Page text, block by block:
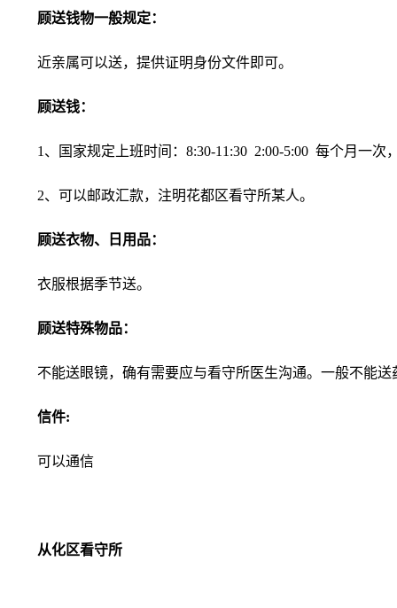
顾送钱物一般规定：
近亲属可以送，提供证明身份文件即可。
顾送钱：
1、国家规定上班时间：8:30-11:30 2:00-5:00 每个月一次
2、可以邮政汇款，注明花都区看守所某人。
顾送衣物、日用品：
衣服根据季节送。
顾送特殊物品：
不能送眼镜，确有需要应与看守所医生沟通。一般不能
信件:
可以通信
从化区看守所